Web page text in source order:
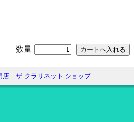
数量
店 ザ クラリネット ショップ